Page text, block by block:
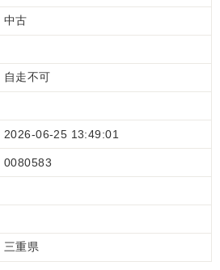
中古
自走不可
2026-06-25 13:49:01
0080583
三重県